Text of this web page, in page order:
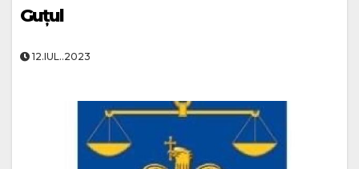
Guțul
12.IUL..2023